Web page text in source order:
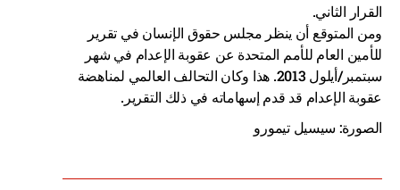
القرار الثاني.
ومن المتوقع أن ينظر مجلس حقوق الإنسان في تقرير
للأمين العام للأمم المتحدة عن عقوبة الإعدام في شهر
سبتمبر/أيلول 2013. هذا وكان التحالف العالمي لمناهضة
عقوبة الإعدام قد قدم إسهاماته في ذلك التقرير.
الصورة: سيسيل تيمورو